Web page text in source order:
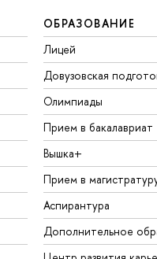
ОБРАЗОВАНИЕ
Лицей
Довузовская
Олимпиады
Прием в бакалавриат
Вышка+
Прием в
Аспирантура
Дополнительное